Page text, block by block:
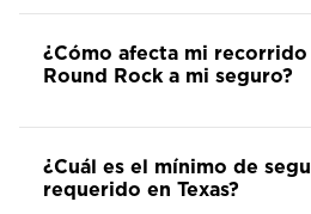
¿Cómo afecta mi
Round Rock a mi seguro?
¿Cuál es el mínimo de
requerido en Texas?